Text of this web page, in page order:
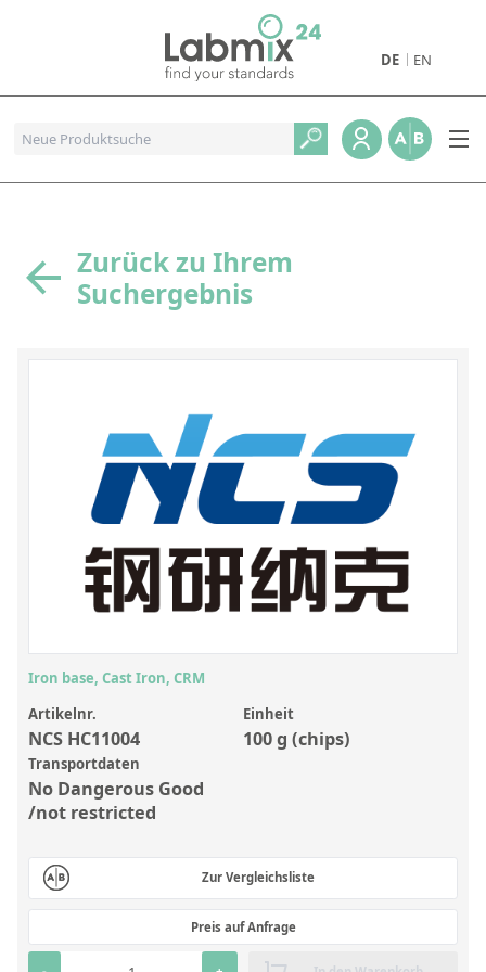
DE EN
Referenzstandards für die Industrie und Geologie
Referenzstandards für die Umweltanalytik
Organische Referenzstandards
Anorganische Referenzstandards
Laborvergleichsuntersuchungen (LVU/PT)
Laborbedarf und Verbrauchsmaterialien
Sonstige Standards
Custom-Made
Übersicht: Kundenspezifische Standards
Anorganische wässrige Kundenmischungen
Organische Analyten | Rückstandsanalytik
Metallstandards | Setting Up Samples (SUS)
Kundenspezifische Polymerstandards
Pharmazeutische und organische Kundensynthesen
Zurück zu Ihrem
Suchergebnis
Iron base, Cast Iron, CRM
Artikelnr.
NCS HC11004
Einheit
100 g (chips)
Transportdaten
No Dangerous Good
/not restricted
Zur Vergleichsliste
Preis auf Anfrage